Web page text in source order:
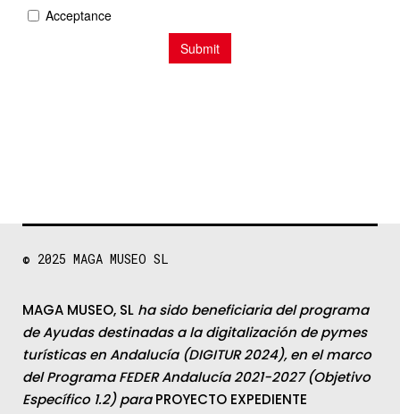
© 2025 MAGA MUSEO SL
MAGA MUSEO, SL ha sido beneficiaria del programa
de Ayudas destinadas a la digitalización de pymes
turísticas en Andalucía (DIGITUR 2024), en el marco
del Programa FEDER Andalucía 2021-2027 (Objetivo
Específico 1.2) paraPROYECTO EXPEDIENTE